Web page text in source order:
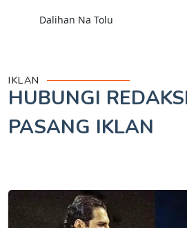
Dalihan Na Tolu
IKLAN
HUBUNGI
PASANG IKLAN